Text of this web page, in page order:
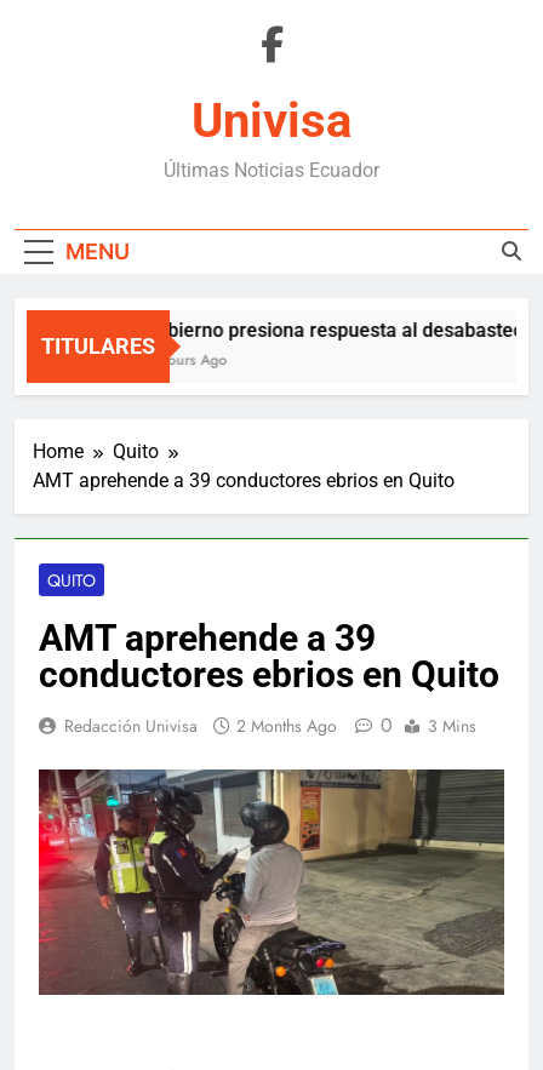
Univisa
Últimas Noticias Ecuador
MENU
TITULARES
Gobierno presiona respuesta al
5 Hours Ago
Home
Quito
AMT aprehende a 39 conductores ebrios en Quito
QUITO
AMT aprehende a 39
conductores ebrios en Quito
Redacción Univisa 2 Months Ago 0 3 Mins